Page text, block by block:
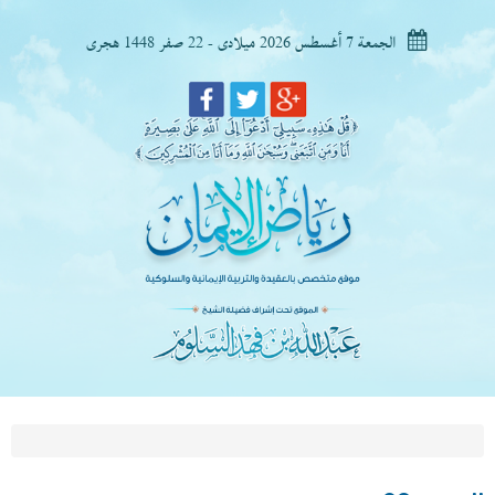
الجمعة 7 أغسطس 2026 ميلادى - 22 صفر 1448 هجرى